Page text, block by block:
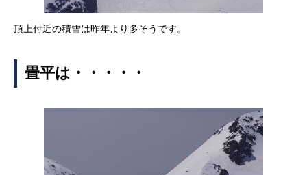
頂上付近の積雪は昨年より多そうです。
畳平は・・・・・